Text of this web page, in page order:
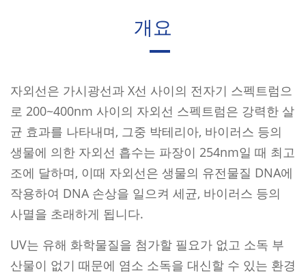
개요
자외선은 가시광선과 X선 사이의 전자기 스펙트럼으
로 200~400nm 사이의 자외선 스펙트럼은 강력한 살
균 효과를 나타내며, 그중 박테리아, 바이러스 등의
생물에 의한 자외선 흡수는 파장이 254nm일 때 최고
조에 달하며, 이때 자외선은 생물의 유전물질 DNA에
작용하여 DNA 손상을 일으켜 세균, 바이러스 등의
사멸을 초래하게 됩니다.
UV는 유해 화학물질을 첨가할 필요가 없고 소독 부
산물이 없기 때문에 염소 소독을 대신할 수 있는 환경